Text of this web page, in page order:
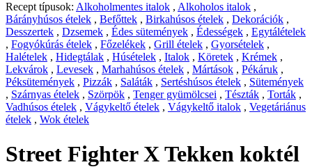
Recept típusok: Alkoholmentes italok , Alkoholos italok ,
Bárányhúsos ételek , Befőttek , Birkahúsos ételek , Dekorációk ,
Desszertek , Dzsemek , Édes sütemények , Édességek , Egytálételek
, Fogyókúrás ételek , Főzelékek , Grill ételek , Gyorsételek ,
Halételek , Hidegtálak , Húsételek , Italok , Köretek , Krémek ,
Lekvárok , Levesek , Marhahúsos ételek , Mártások , Pékáruk ,
Péksütemények , Pizzák , Saláták , Sertéshúsos ételek , Sütemények
, Szárnyas ételek , Szörpök , Tenger gyümölcsei , Tészták , Torták ,
Vadhúsos ételek , Vágykeltő ételek , Vágykeltő italok , Vegetáriánus
ételek , Wok ételek
Street Fighter X Tekken koktél